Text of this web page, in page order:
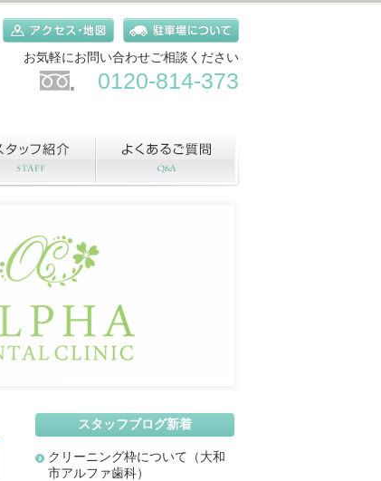
お気軽にお問い合わせご相談ください
0120-814-373
スタッフブログ新着
クリーニング枠について（大和
市アルファ歯科）